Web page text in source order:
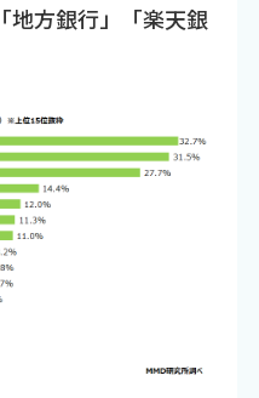
方銀行」「楽天銀